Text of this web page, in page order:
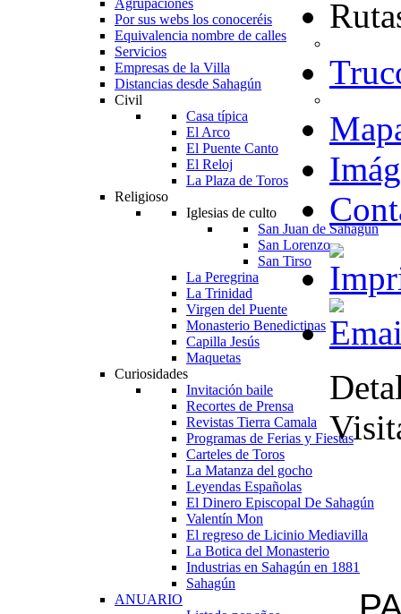
Agrupaciones
Por sus webs los conoceréis
Equivalencia nombre de calles
Servicios
Empresas de la Villa
Distancias desde Sahagún
Civil
Casa típica
El Arco
El Puente Canto
El Reloj
La Plaza de Toros
Religioso
Iglesias de culto
San Juan de Sahagún
San Lorenzo
San Tirso
La Peregrina
La Trinidad
Virgen del Puente
Monasterio Benedictinas
Capilla Jesús
Maquetas
Curiosidades
Invitación baile
Recortes de Prensa
Revistas Tierra Camala
Programas de Ferias y Fiestas
Carteles de Toros
La Matanza del gocho
Leyendas Españolas
El Dinero Episcopal De Sahagún
Valentín Mon
El regreso de Licinio Mediavilla
La Botica del Monasterio
Industrias en Sahagún en 1881
Sahagún
ANUARIO